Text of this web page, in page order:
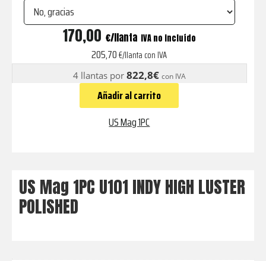
HIGH
LUSTER
170,00 € IVA no incluído
205,70€/llanta con IVA
4 llantas por 822,8€ con IVA
Añadir al carrito
US Mag 1PC
US Mag 1PC U101 INDY HIGH LUSTER
POLISHED